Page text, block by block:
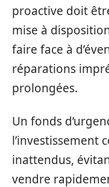
proactive doit
mise à
faire face à
réparations
prolongées.
Un fonds
l’investissement
inattendus,
vendre